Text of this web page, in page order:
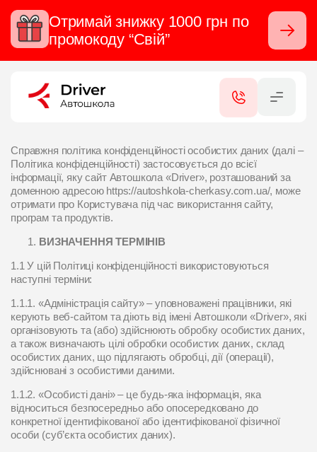
Отримай знижку 1000 грн по
промокоду “Свій”
Закрити
КАТЕГОРІЇ
ПОСЛУГИ
СЕРТИФІКАТИ
ФІЛІАЛИ
КОНТАКТИ
ВІДГУКИ
ЦІНИ
ІНСТРУКТОРИ
Cправжня політика конфіденційності особистих даних (далі –
Політика конфіденційності) застосовується до всієї
інформації, яку сайт Автошкола «Driver», розташований за
доменною адресою https://autoshkola-cherkasy.com.ua/, може
отримати про Користувача під час використання сайту,
програм та продуктів.
ВИЗНАЧЕННЯ ТЕРМІНІВ
1.1 У цій Політиці конфіденційності використовуються
наступні терміни:
1.1.1. «Адміністрація сайту» – уповноважені працівники, які
керують веб-сайтом та діють від імені Автошколи «Driver», які
організовують та (або) здійснюють обробку особистих даних,
а також визначають цілі обробки особистих даних, склад
особистих даних, що підлягають обробці, дії (операції),
здійснювані з особистими даними.
1.1.2. «Особисті дані» – це будь-яка інформація, яка
відноситься безпосередньо або опосередковано до
конкретної ідентифікованої або ідентифікованої фізичної
особи (суб’єкта особистих даних).